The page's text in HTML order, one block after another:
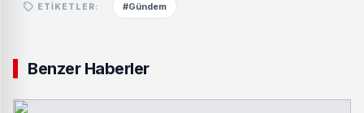
ETIKETLER: #Gündem
Benzer Haberler